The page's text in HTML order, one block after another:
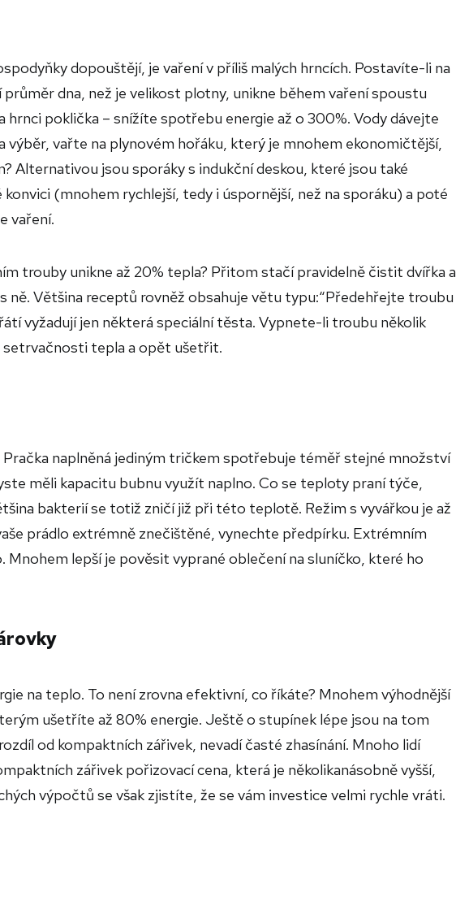
dopouštějí, je vaření v příliš malých hrncích. Postavíte-li na
dna, než je velikost plotny, unikne během vaření spoustu
hrnci poklička – snížíte spotřebu energie až o 300%. Vody dávejte
vařte na plynovém hořáku, který je mnohem ekonomičtější,
Alternativou jsou sporáky s indukční deskou, které jsou také
(mnohem rychlejší, tedy i úspornější, než na sporáku) a poté
vaření.
trouby unikne až 20% tepla? Přitom stačí pravidelně čistit dvířka a
ně. Většina receptů rovněž obsahuje větu typu:“Předehřejte troubu
vyžadují jen některá speciální těsta. Vypnete-li troubu několik
tepla a opět ušetřit.
naplněná jediným tričkem spotřebuje téměř stejné množství
měli kapacitu bubnu využít naplno. Co se teploty praní týče,
bakterií se totiž zničí již při této teplotě. Režim s vyvářkou je až
prádlo extrémně znečištěné, vynechte předpírku. Extrémním
Mnohem lepší je pověsit vyprané oblečení na sluníčko, které ho
na teplo. To není zrovna efektivní, co říkáte? Mnohem výhodnější
ušetříte až 80% energie. Ještě o stupínek lépe jsou na tom
od kompaktních zářivek, nevadí časté zhasínání. Mnoho lidí
zářivek pořizovací cena, která je několikanásobně vyšší,
výpočtů se však zjistíte, že se vám investice velmi rychle vráti.